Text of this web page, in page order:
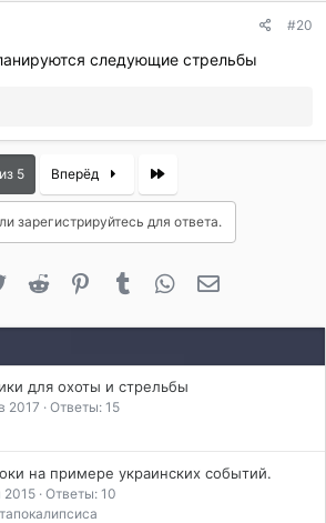
#20
следующие стрельбы
5 Вперёд Last
зарегистрируйтесь для ответа.
Twitter Reddit PinterestTumblr WhatsApp
для охоты и стрельбы
2017
Ответы: 15
на примере украинских событий.
2015 Ответы: 10